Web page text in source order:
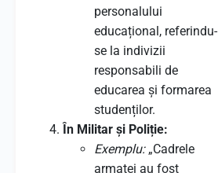
personalului
educațional, referindu-
se la indivizii
responsabili de
educarea și formarea
studenților.
În Militar și Poliție:
Exemplu:„Cadrele
armatei au fost